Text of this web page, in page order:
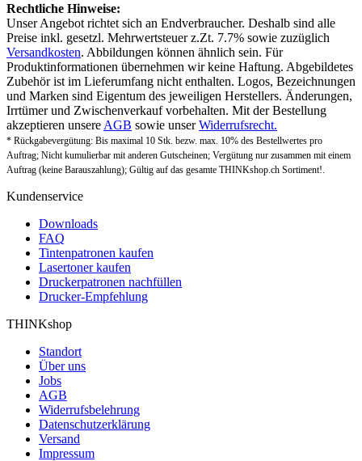
Rechtliche Hinweise:
Unser Angebot richtet sich an Endverbraucher. Deshalb sind alle
Preise inkl. gesetzl. Mehrwertsteuer z.Zt. 7.7% sowie zuzüglich
Versandkosten. Abbildungen können ähnlich sein. Für
Produktinformationen übernehmen wir keine Haftung. Abgebildetes
Zubehör ist im Lieferumfang nicht enthalten. Logos, Bezeichnungen
und Marken sind Eigentum des jeweiligen Herstellers. Änderungen,
Irrtümer und Zwischenverkauf vorbehalten. Mit der Bestellung
akzeptieren unsere AGB sowie unserWiderrufsrecht.
* Rückgabevergütung: Bis maximal 10 Stk. bezw. max. 10% des Bestellwertes pro
Auftrag; Nicht kumulierbar mit anderen Gutscheinen; Vergütung nur zusammen mit einem
Auftrag (keine Barauszahlung); Gültig auf das gesamte THINKshop.ch Sortiment!.
Kundenservice
Downloads
FAQ
Tintenpatronen kaufen
Lasertoner kaufen
Druckerpatronen nachfüllen
Drucker-Empfehlung
THINKshop
Standort
Über uns
Jobs
AGB
Widerrufsbelehrung
Datenschutzerklärung
Versand
Impressum